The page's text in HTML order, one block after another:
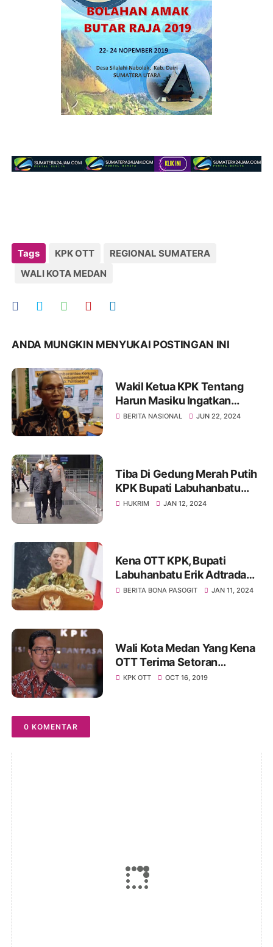
Tags KPK OTT
REGIONAL SUMATERA
WALI KOTA MEDAN
ANDA MUNGKIN MENYUKAI POSTINGAN INI
Wakil Ketua KPK Tentang
Harun Masiku Ingatkan
Penyidik Jangan Ikuti
BERITA NASIONAL JUN 22, 2024
Tiba Di Gedung Merah Putih
KPK Bupati Labuhanbatu
Erik Adtrada Ritonga
HUKRIM JAN 12, 2024
Kena OTT KPK, Bupati
Labuhanbatu Erik Adtrada
Ritonga Punya Harta Rp 15,5
BERITA BONA PASOGIT JAN 11, 2024
Wali Kota Medan Yang Kena
OTT Terima Setoran
Sejumlah Dinas
KPK OTT OCT 16, 2019
0 KOMENTAR